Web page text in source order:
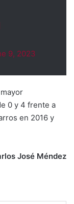
9, 2023
0 y 4 frente a
en 2016 y
José Méndez